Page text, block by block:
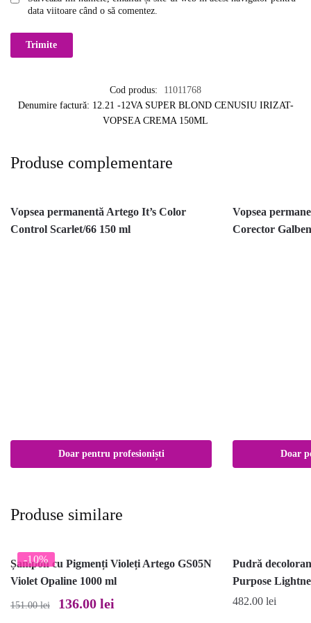
data viitoare când o să comentez.
Cod produs:
11011768
Denumire factură: 12.21 -12VA SUPER BLOND CENUSIU IRIZAT-
VOPSEA CREMA 150ML
Produse complementare
Vopsea permanentă Artego It’s Color
Control Scarlet/66 150 ml
Doar pentru profesioniști
Vopsea
Corector
Doar
Produse similare
-10%
Șampon cu Pigmenți Violeți Artego GS05N
Violet Opaline 1000 ml
151.00lei
Prețul
136.00 lei
Pudră
Purpose
482.00 lei